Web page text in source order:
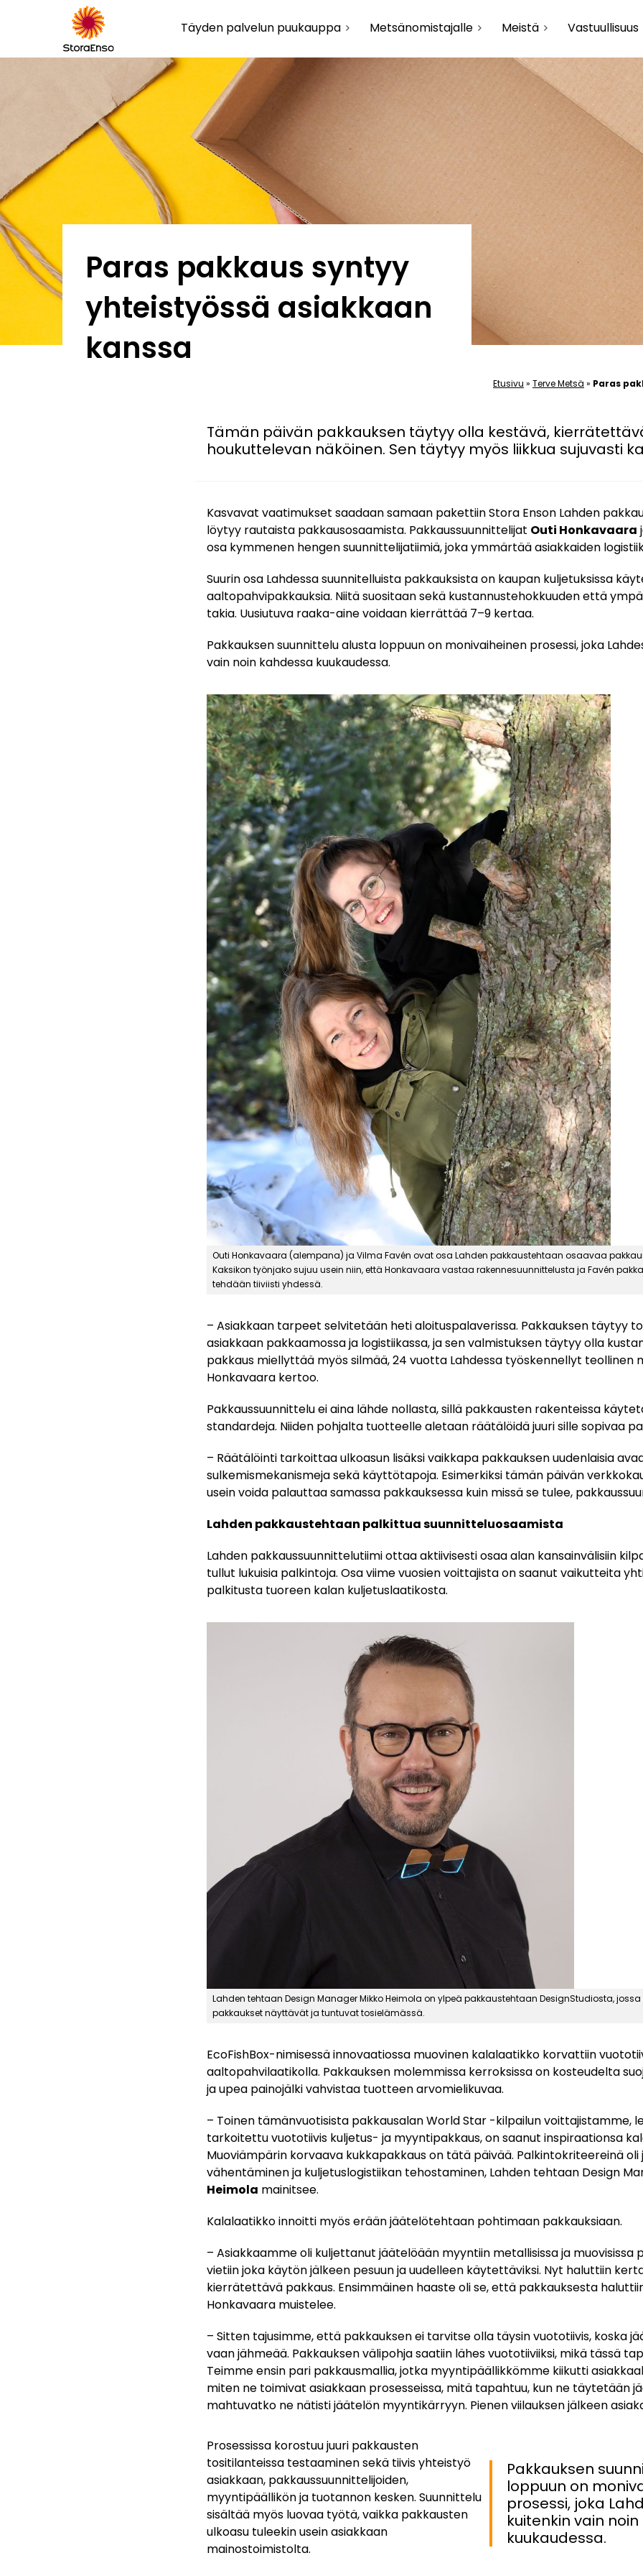
Täyden palvelun puukauppa Metsänomistajalle Meistä Vastuullisuus
Paras pakkaus syntyy
yhteistyössä asiakkaan
kanssa
Etusivu » Terve Metsä » Paras
Tämän päivän pakkauksen täytyy olla kestävä,
houkuttelevan näköinen. Sen täytyy myös liikkua sujuvasti
Kasvavat vaatimukset saadaan samaan pakettiin Stora Enson Lahden
löytyy rautaista pakkausosaamista. Pakkaussuunnittelijat Outi Honkavaara
osa kymmenen hengen suunnittelijatiimiä, joka ymmärtää asiakkaiden
Suurin osa Lahdessa suunnitelluista pakkauksista on kaupan kuljetuksissa
aaltopahvipakkauksia. Niitä suositaan sekä kustannustehokkuuden että
takia. Uusiutuva raaka-aine voidaan kierrättää 7–9 kertaa.
Pakkauksen suunnittelu alusta loppuun on monivaiheinen prosessi, joka
vain noin kahdessa kuukaudessa.
Outi Honkavaara (alempana) ja Vilma Favén ovat osa Lahden pakkaustehtaan osaavaa
Kaksikon työnjako sujuu usein niin, että Honkavaara vastaa rakennesuunnittelusta ja Favén
tehdään tiiviisti yhdessä.
– Asiakkaan tarpeet selvitetään heti aloituspalaverissa. Pakkauksen täytyy
asiakkaan pakkaamossa ja logistiikassa, ja sen valmistuksen täytyy olla
pakkaus miellyttää myös silmää, 24 vuotta Lahdessa työskennellyt teollinen
Honkavaara kertoo.
Pakkaussuunnittelu ei aina lähde nollasta, sillä pakkausten rakenteissa
standardeja. Niiden pohjalta tuotteelle aletaan räätälöidä juuri sille sopivaa
– Räätälöinti tarkoittaa ulkoasun lisäksi vaikkapa pakkauksen uudenlaisia
sulkemismekanismeja sekä käyttötapoja. Esimerkiksi tämän päivän
usein voida palauttaa samassa pakkauksessa kuin missä se tulee,
Lahden pakkaustehtaan palkittua suunnitteluosaamista
Lahden pakkaussuunnittelutiimi ottaa aktiivisesti osaa alan kansainvälisiin
tullut lukuisia palkintoja. Osa viime vuosien voittajista on saanut vaikutteita
palkitusta tuoreen kalan kuljetuslaatikosta.
Lahden tehtaan Design Manager Mikko Heimola on ylpeä pakkaustehtaan DesignStudiosta,
pakkaukset näyttävät ja tuntuvat tosielämässä.
EcoFishBox-nimisessä innovaatiossa muovinen kalalaatikko korvattiin
aaltopahvilaatikolla. Pakkauksen molemmissa kerroksissa on kosteudelta
ja upea painojälki vahvistaa tuotteen arvomielikuvaa.
– Toinen tämänvuotisista pakkausalan World Star -kilpailun voittajistamme,
tarkoitettu vuototiivis kuljetus- ja myyntipakkaus, on saanut inspiraationsa
Muoviämpärin korvaava kukkapakkaus on tätä päivää. Palkintokriteereinä oli
vähentäminen ja kuljetuslogistiikan tehostaminen, Lahden tehtaan Design
Heimola mainitsee.
Kalalaatikko innoitti myös erään jäätelötehtaan pohtimaan pakkauksiaan.
– Asiakkaamme oli kuljettanut jäätelöään myyntiin metallisissa ja muovisissa
vietiin joka käytön jälkeen pesuun ja uudelleen käytettäviksi. Nyt haluttiin
kierrätettävä pakkaus. Ensimmäinen haaste oli se, että pakkauksesta
Honkavaara muistelee.
– Sitten tajusimme, että pakkauksen ei tarvitse olla täysin vuototiivis, koska
vaan jähmeää. Pakkauksen välipohja saatiin lähes vuototiiviiksi, mikä tässä
Teimme ensin pari pakkausmallia, jotka myyntipäällikkömme kiikutti
miten ne toimivat asiakkaan prosesseissa, mitä tapahtuu, kun ne täytetään
mahtuvatko ne nätisti jäätelön myyntikärryyn. Pienen viilauksen jälkeen
Prosessissa korostuu juuri pakkausten
tositilanteissa testaaminen sekä tiivis yhteistyö
asiakkaan, pakkaussuunnittelijoiden,
myyntipäällikön ja tuotannon kesken. Suunnittelu
sisältää myös luovaa työtä, vaikka pakkausten
ulkoasu tuleekin usein asiakkaan
mainostoimistolta.
Pakkauksen
loppuun on
prosessi, joka
kuitenkin vain
kuukaudessa.